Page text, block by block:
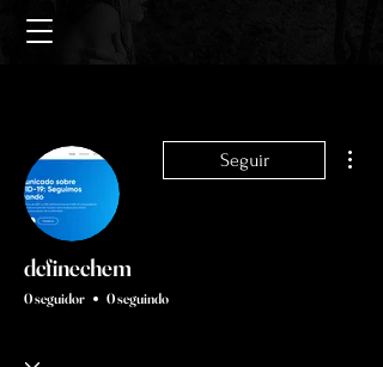
Seguir
dcfinechem
0 seguidor 0 seguindo